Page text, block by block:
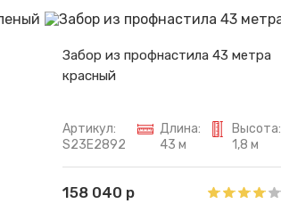
Забор из профнастила 43 метра
красный
Артикул:
S23E2892
Длина:
43 м
Высота:
1,8 м
158 040 р